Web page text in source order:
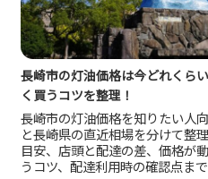
長崎市の灯油価格は今どれくら
く買うコツを整理！
長崎市の灯油価格を知りたい人
と長崎県の直近相場を分けて整
目安、店頭と配達の差、価格が
うコツ、配達利用時の確認点ま